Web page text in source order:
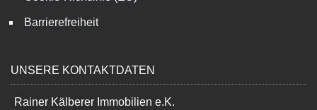
Barrierefreiheit
UNSERE KONTAKTDATEN
Rainer Kälberer Immobilien e.K.